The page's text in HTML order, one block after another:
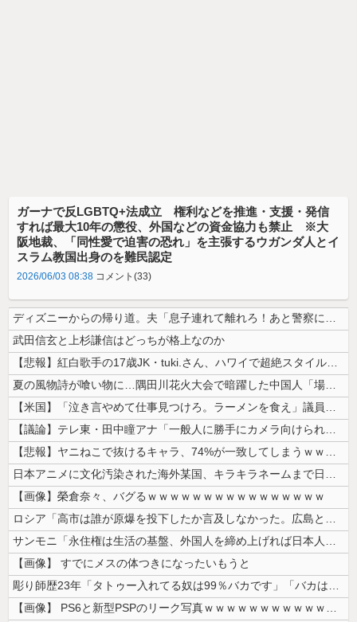
ガーナで反LGBTQ+法成立 権利などを推進・支援・発信
すれば最大10年の懲役、外国などの資金協力も禁止 ※大
阪地裁、「同性愛で迫害の恐れ」を主張するウガンダ人とイ
スラム教国出身のを難民認定
2026/06/03 08:38 コメント(33)
ディズニーからの帰り道。夫「息子連れて離れろ！あと警察に通報！」私「助...
武田信玄と上杉謙信はどっちが格上なのか
【悲報】紅白歌手の17歳JK・tuki.さん、ハワイで超絶スタイルを晒...
夏の風物詩が喰い物に…隅田川花火大会で暗躍した中国人「場所取り転売ヤー...
【米国】「泣き言やめて仕事見つけろ。ラーメンを食え」議員らの投稿にバン...
【議論】テレ東・田中瞳アナ「一般人に勝手にカメラ向けられて恐怖を感じる...
【悲報】ヤニねこで抜けるキャラ、74%が一致してしまうｗｗｗｗｗ
日本アニメに文化汚染された海外某国、キラキラネームまで日本風の”あれ”...
【画像】榮倉奈々、バグるｗｗｗｗｗｗｗｗｗｗｗｗｗｗｗｗ
ロシア「高市は誰が原爆を投下したか言及しなかった。広島と長崎に落ちたの...
サンモニ「永住権は生活の基盤、外国人を締め上げれば日本人が生きやすくな...
【画像】 すでにメスの体つきになったいもうと
彫り師歴23年「タトゥー入れてる奴は99％バカです」「バカは5000円...
【画像】 PS6と新型PSPのリーク写真ｗｗｗｗｗｗｗｗｗｗｗｗｗｗｗ...